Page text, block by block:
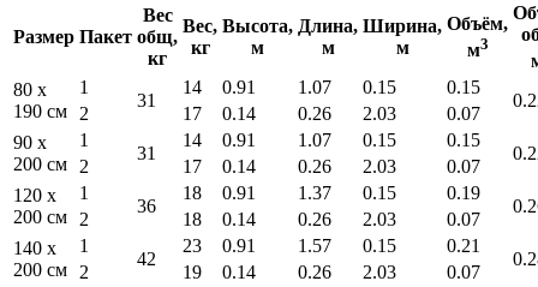
Размер Пакет
Вес
общ,
кг
Вес,
кг
Высота,
м
Длина,
м
Ширина,
м
Объём,
м3
80 x
190 см
1
31
14 0.91 1.07 0.15 0.15
2 17 0.14 0.26 2.03
0.07
90 x
200 см
1
31
14 0.91 1.07 0.15 0.15
2 17 0.14 0.26 2.03
0.07
120 x
200 см
1
36
18 0.91 1.37 0.15 0.19
2 18 0.14 0.26 2.03
0.07
140 x
200 см
1
42
23 0.91 1.57 0.15 0.21
2 19 0.14 0.26 2.03
0.07